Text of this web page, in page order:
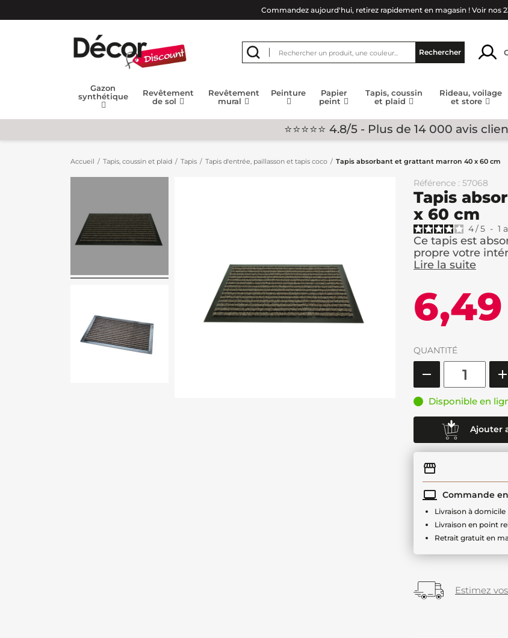
Commandez aujourd'hui, retirez rapidement en magasin ! Voir nos
Rechercher
Gazon
synthétique
Revêtement
de sol
Revêtement
mural
Peinture
Papier
peint
Tapis, coussin
et plaid
Rideau, voilage
et store
⭐⭐⭐⭐⭐ 4.8/5 - Plus de 14 000 avis
Accueil Tapis, coussin et plaid Tapis Tapis d'entrée, paillasson et tapis coco Tapis absorbant et grattant marron 40 x 60 cm
Référence : 57068
Tapis
x 60 cm
4/5 - 1
Ce tapis est
propre votre
Lire la suite
QUANTITÉ
Disponible en
Ajouter
Commande
Livraison à domicile
Livraison en point
Retrait gratuit en
Estimez